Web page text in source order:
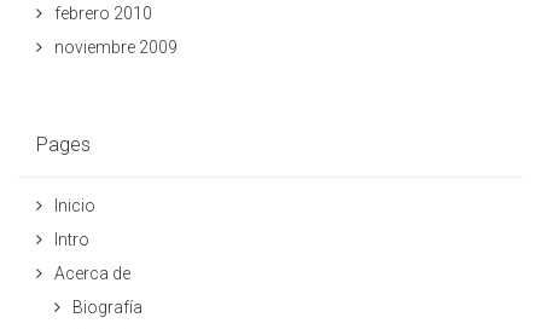
febrero 2010
noviembre 2009
Pages
Inicio
Intro
Acerca de
Biografía